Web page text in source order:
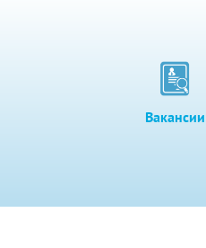
Вакансии